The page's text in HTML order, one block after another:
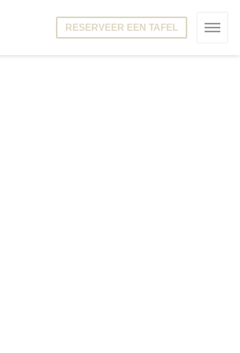
RESERVEER EEN TAFEL